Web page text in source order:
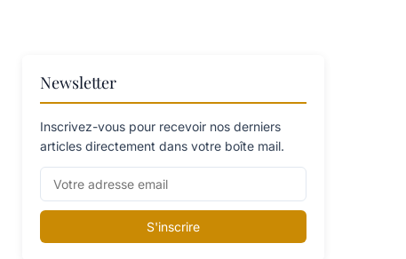
Newsletter
Inscrivez-vous pour recevoir nos derniers
articles directement dans votre boîte mail.
S'inscrire